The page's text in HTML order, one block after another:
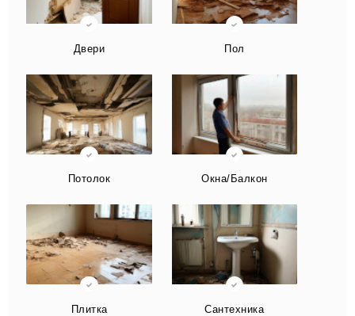
Двери Пол
Потолок Окна/Балкон
Плитка Сантехника